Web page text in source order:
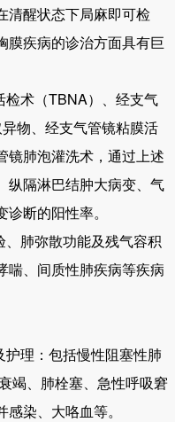
清醒状态下局麻即可检
膜疾病的诊治方面具有巨
检术（TBNA）、经支气
物、经支气管镜粘膜活
镜肺泡灌洗术，通过上述
纵隔淋巴结肿大病变、气
断的阳性率。
肺弥散功能及残气容积
喘、间质性肺疾病等疾病
理：包括慢性阻塞性肺
竭、肺栓塞、急性呼吸窘
染、大咯血等。